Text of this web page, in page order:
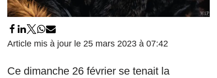
Article mis à jour le 25 mars 2023 à 07:42
Ce dimanche 26 février se tenait la